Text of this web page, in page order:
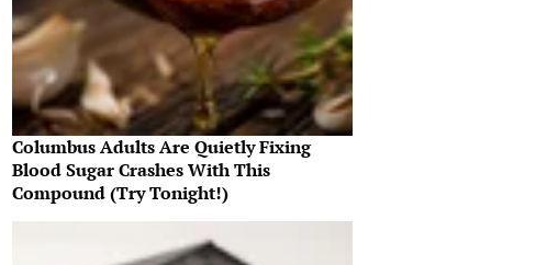
Columbus Adults Are Quietly Fixing
Blood Sugar Crashes With This
Compound (Try Tonight!)